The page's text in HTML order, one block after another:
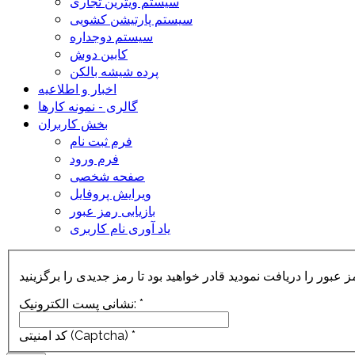
سیستم پارتیشن کشویی
سیستم دوجداره
کابین دوش
پرده شیشه بالکن
اخبار و اطلاعیه
گالری - نمونه کارها
بخش کاربران
فرم ثبت نام
فرم ورود
صفحه شخصی
ویرایش پروفایل
بازیابی رمز عبور
یاد آوری نام کاربری
را دریافت نمودید قادر خواهید بود تا رمز جدیدی را برگزینید
نشانی پست الکترونیک: *
کد امنیتی (Captcha) *